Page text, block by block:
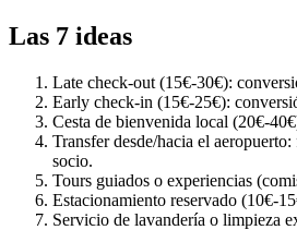
Las 7 ideas
Late check-out (15€-30€):
Early check-in (15€-25€):
Cesta de bienvenida local (20€-
Transfer desde/hacia el
socio.
Tours guiados o experiencias
Estacionamiento reservado (10€-
Servicio de lavandería o limpieza